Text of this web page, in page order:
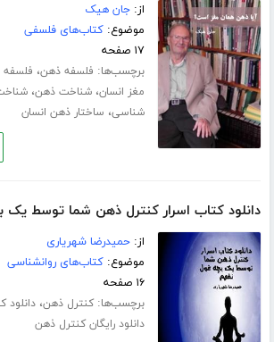
از:جان هیک
موضوع:کتاب‌های فلسفی
۱۷ صفحه
برچسب‌ها: فلسفه ذهن، فلسفه
مغز انسان،شناخت ذهن،
شناسی، ساختار ذهن انسان
دانلود کتاب اسرار کنترل ذهن شما توسط
از:حمیدرضا شهریاری
موضوع:کتاب‌های روانشناسی
۱۶ صفحه
برچسب‌ها:کنترل ذهن،دانلود
دانلود رایگان کنترل ذهن